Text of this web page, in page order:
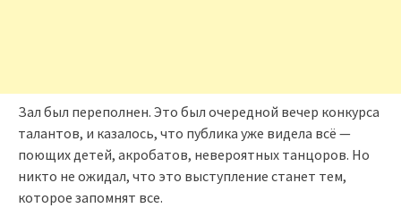
Зал был переполнен. Это был очередной вечер конкурса
талантов, и казалось, что публика уже видела всё —
поющих детей, акробатов, невероятных танцоров. Но
никто не ожидал, что это выступление станет тем,
которое запомнят все.